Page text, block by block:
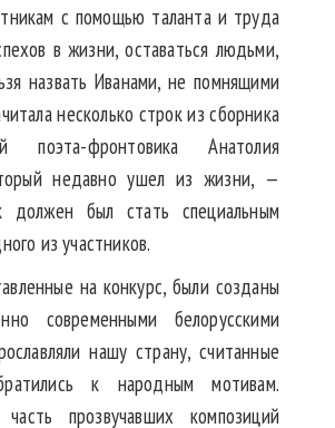
с помощью таланта и труда
в жизни, оставаться людьми,
назвать Иванами, не помнящими
несколько строк из сборника
поэта-фронтовика Анатолия
недавно ушел из жизни, —
должен был стать специальным
из участников.
на конкурс, были созданы
современными белорусскими
нашу страну, считанные
к народным мотивам.
часть прозвучавших композиций